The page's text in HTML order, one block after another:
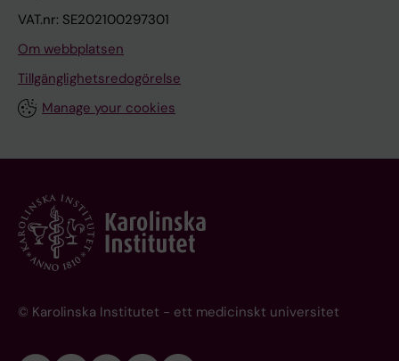
VAT.nr: SE202100297301
Om webbplatsen
Tillgänglighetsredogörelse
Manage your cookies
© Karolinska Institutet - ett medicinskt universitet